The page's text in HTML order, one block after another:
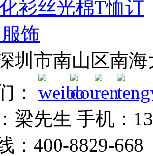
圳市南山区南
：
梁先生 手机：
：400-8829-